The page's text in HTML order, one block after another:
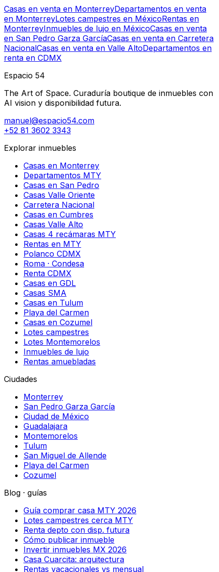
Casas en venta en MonterreyDepartamentos en venta
en MonterreyLotes campestres en MéxicoRentas en
MonterreyInmuebles de lujo en MéxicoCasas en venta
en San Pedro Garza GarcíaCasas en venta en Carretera
NacionalCasas en venta en Valle AltoDepartamentos en
renta en CDMX
Espacio 54
The Art of Space. Curaduría boutique de inmuebles con
AI vision y disponibilidad futura.
manuel@espacio54.com
+52 81 3602 3343
Explorar inmuebles
Casas en Monterrey
Departamentos MTY
Casas en San Pedro
Casas Valle Oriente
Carretera Nacional
Casas en Cumbres
Casas Valle Alto
Casas 4 recámaras MTY
Rentas en MTY
Polanco CDMX
Roma · Condesa
Renta CDMX
Casas en GDL
Casas SMA
Casas en Tulum
Playa del Carmen
Casas en Cozumel
Lotes campestres
Lotes Montemorelos
Inmuebles de lujo
Rentas amuebladas
Ciudades
Monterrey
San Pedro Garza García
Ciudad de México
Guadalajara
Montemorelos
Tulum
San Miguel de Allende
Playa del Carmen
Cozumel
Blog · guías
Guía comprar casa MTY 2026
Lotes campestres cerca MTY
Renta depto con disp. futura
Cómo publicar inmueble
Invertir inmuebles MX 2026
Casa Cuarcita: arquitectura
Rentas vacacionales vs mensual